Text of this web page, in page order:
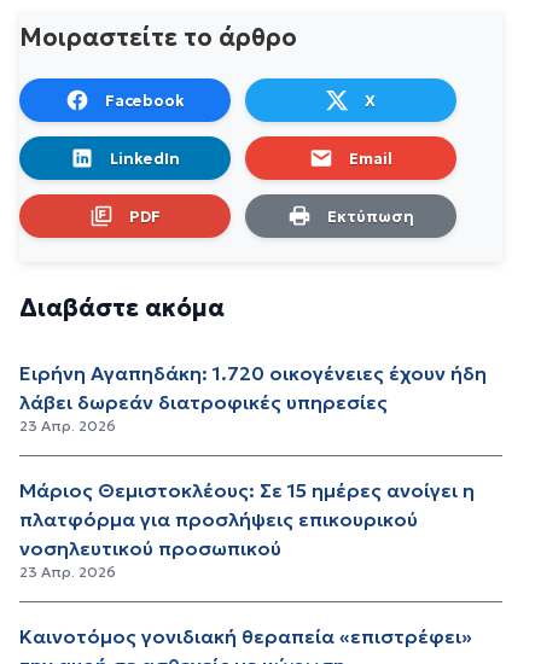
Μοιραστείτε το άρθρο
Facebook X
LinkedIn Email
PDF Εκτύπωση
Διαβάστε ακόμα
Ειρήνη Αγαπηδάκη: 1.720 οικογένειες έχουν ήδη
λάβει δωρεάν διατροφικές υπηρεσίες
23 Απρ. 2026
Μάριος Θεμιστοκλέους: Σε 15 ημέρες ανοίγει η
πλατφόρμα για προσλήψεις επικουρικού
νοσηλευτικού προσωπικού
23 Απρ. 2026
Καινοτόμος γονιδιακή θεραπεία «επιστρέφει»